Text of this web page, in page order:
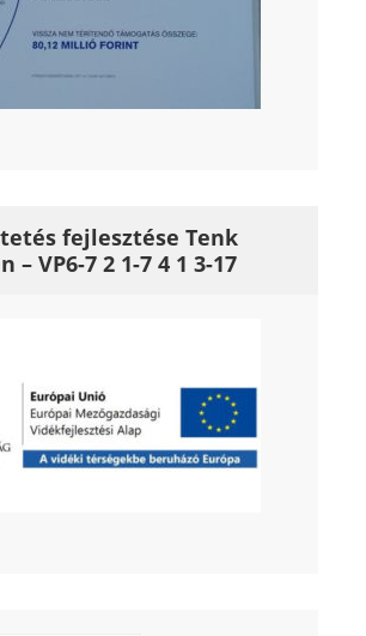
fejlesztése Tenk
– VP6-7 2 1-7 4 1 3-17